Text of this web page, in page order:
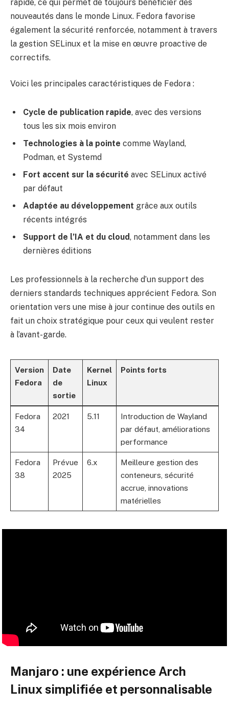
rapide, ce qui permet de toujours bénéficier des
nouveautés dans le monde Linux. Fedora favorise
également la sécurité renforcée, notamment à travers
la gestion SELinux et la mise en œuvre proactive de
correctifs.
Voici les principales caractéristiques de Fedora :
Cycle de publication rapide, avec des versions
tous les six mois environ
Technologies à la pointe comme Wayland,
Podman, et Systemd
Fort accent sur la sécurité avec SELinux activé
par défaut
Adaptée au développement grâce aux outils
récents intégrés
Support de l’IA et du cloud, notamment dans les
dernières éditions
Les professionnels à la recherche d’un support des
derniers standards techniques apprécient Fedora. Son
orientation vers une mise à jour continue des outils en
fait un choix stratégique pour ceux qui veulent rester
à l’avant-garde.
Version
Fedora
Date
de
sortie
Kernel
Linux
Points forts
Fedora
34
2021 5.11
Introduction de Wayland
par défaut, améliorations
performance
Fedora
38
Prévue
2025
6.x
Meilleure gestion des
conteneurs, sécurité
accrue, innovations
matérielles
Manjaro : une expérience Arch
Linux simplifiée et personnalisable